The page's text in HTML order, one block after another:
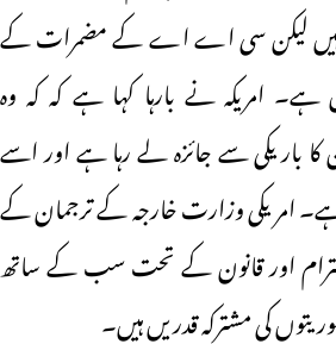
ہیں لیکن سی اے اے کے مضمرات کے
امریکہ نے بارہا کہا ہے کہ کہ وہ
باریکی سے جائزہ لے رہا ہے اور اسے
امریکی وزارت خارجہ کے ترجمان کے
اور قانون کے تحت سب کے ساتھ
کی مشترکہ قدریں ہیں۔